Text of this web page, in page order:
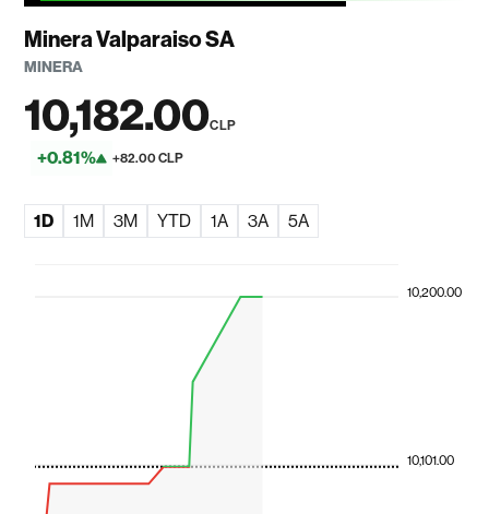
Minera Valparaiso SA
MINERA
10,182.00CLP
+0.81% +82.00 CLP
1D 1M 3M YTD 1A 3A 5A
10,101.00
10,200.00